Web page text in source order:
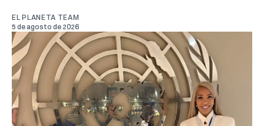
EL PLANETA TEAM
5 de agosto de 2026